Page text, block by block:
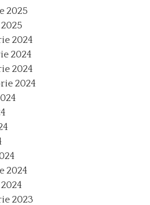
2025
2024
2024
2024
2024
2024
2023